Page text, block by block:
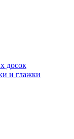
досок
и глажки